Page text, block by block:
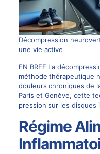
Décompression
une vie active
EN BREF La
méthode thérapeutique
douleurs chroniques de
Paris et Genève, cette
pression sur les
Régime